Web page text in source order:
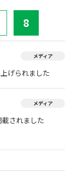
8
メディア
げられました
メディア
されました